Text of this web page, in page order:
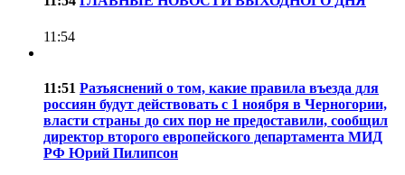
11:54
11:51 Разъяснений о том, какие правила въезда для
россиян будут действовать с 1 ноября в Черногории,
власти страны до сих пор не предоставили, сообщил
директор второго европейского департамента МИД
РФ Юрий Пилипсон